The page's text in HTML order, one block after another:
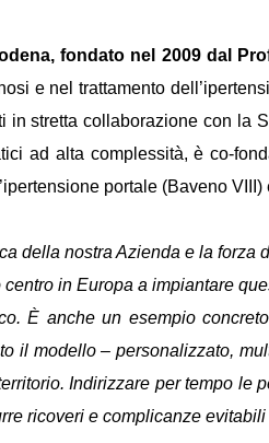
fondato nel 2009 dal
e nel trattamento
in stretta collaborazione con la
ad alta complessità, è co-
portale (Baveno
della nostra Azienda e la
in Europa a impiantare
È anche un esempio
il modello – personalizzato,
Indirizzare per tempo
ricoveri e complicanze